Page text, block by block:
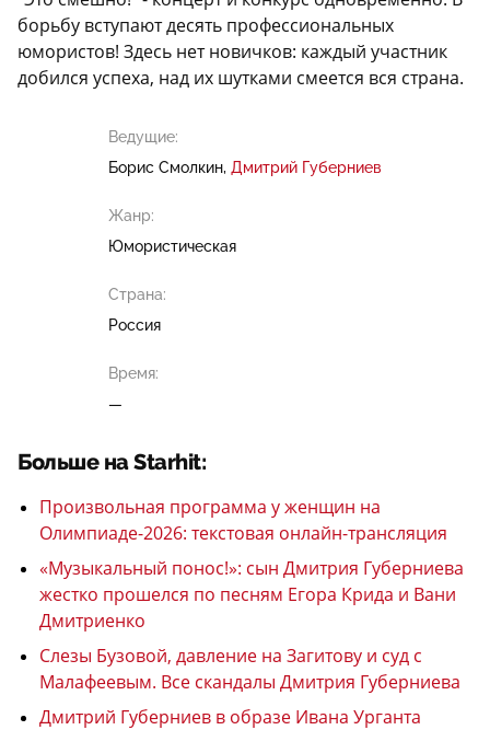
борьбу вступают десять профессиональных
юмористов! Здесь нет новичков: каждый участник
добился успеха, над их шутками смеется вся страна.
Ведущие:
Борис Смолкин Дмитрий Губерниев
Жанр:
Юмористическая
Страна:
Россия
Время:
—
Больше на Starhit:
Произвольная программа у женщин на
Олимпиаде-2026: текстовая онлайн-трансляция
«Музыкальный понос!»: сын Дмитрия Губерниева
жестко прошелся по песням Егора Крида и Вани
Дмитриенко
Слезы Бузовой, давление на Загитову и суд с
Малафеевым. Все скандалы Дмитрия Губерниева
Дмитрий Губерниев в образе Ивана Урганта